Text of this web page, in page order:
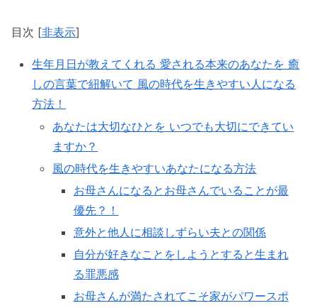
目次 [非表示]
生年月日が教えてくれる 愛される本来のあなたを 癒
しの言葉で紐解いて 風の時代を生きやすい人になる
方法！
あなたは大切なひとを いつでも大切にできてい
ますか？
風の時代を生きやすいあなたになる方法
お母さんになるとお母さんでいることが最
優先？！
意外と他人に相談しずらい夫との関係
自分が好きなことをしようとすると生まれ
る罪悪感
お母さんが満たされてこそ家がパワースポ